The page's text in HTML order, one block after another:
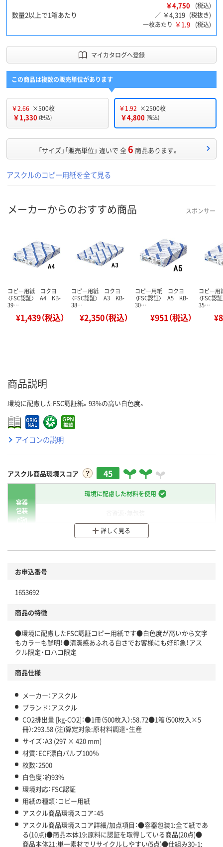
数量2以上で1箱あたり
￥4,750
(税込)
／ ￥4,319 (税抜き)
一枚あたり ￥1.9 (税込)
マイカタログへ登録
この商品は複数の販売単位があります
￥2.66 ×500枚
￥1,330 (税込)
￥1.92 ×2500枚
￥4,800 (税込)
「サイズ」「販売単位」 違いで 全6 商品あります。
アスクルのコピー用紙を全て見る
メーカーからのおすすめ商品 スポンサー
コピー用紙 コクヨ
〈FSC認証〉 A4 KB-
39…
¥1,439（税込）
コピー用紙 コクヨ
〈FSC認証〉 A3 KB-
38…
¥2,350（税込）
コピー用紙 コクヨ
〈FSC認証〉 A5 KB-
30…
¥951（税込）
コピー
〈FSC
35…
商品説明
環境に配慮したFSC認証紙。93%の高い白色度。
アイコンの説明
アスクル商品環境スコア 45
容器
包装
環境に配慮した材料を使用
分別・リサイクルしやすい設計
商品
本体
仕組
アスクルで資源循環している
アスクル商品環境スコア詳細／加点項目
詳しく見る
お申込番号
1653692
商品の特徴
●環境に配慮したFSC認証コピー用紙です●白色度が高いから文字
もカラーも鮮明！●清潔感あふれる白さでお客様にも好印象！アス
クル限定・ロハコ限定
商品仕様
メーカー：アスクル
ブランド：アスクル
CO2排出量 [kg-CO2]：●1冊（500枚入）:58.72●1箱（500枚入×5
冊）:293.58 (注)算定対象:原材料調達・生産
サイズ：A3 (297 × 420 mm)
材質：ECF漂白パルプ100％
枚数：2500
白色度：約93%
環境対応：FSC認証
用紙の種類：コピー用紙
アスクル商品環境スコア：45
アスクル商品環境スコア詳細/加点項目：●容器包装1:全て紙であ
る(10点)●商品本体19:原料に認証を取得している商品(20点)●
商品本体21:単一素材でリサイクルしやすい(5点)●仕組み30-1: